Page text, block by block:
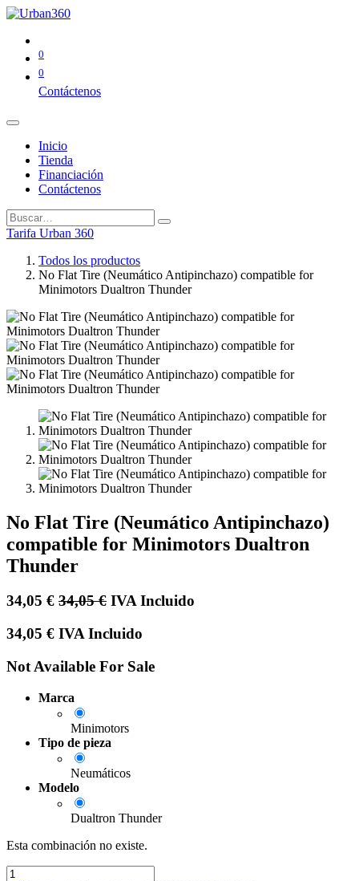
0
0
Contáctenos
Inicio
Tienda
Financiación
Contáctenos
Tarifa Urban 360
Todos los productos
No Flat Tire (Neumático Antipinchazo) compatible for
Minimotors Dualtron Thunder
No Flat Tire (Neumático Antipinchazo)
compatible for Minimotors Dualtron
Thunder
34,05 € 34,05€ IVA Incluido
34,05 € IVA Incluido
Not Available For Sale
Marca
Minimotors
Tipo de pieza
Neumáticos
Modelo
Dualtron Thunder
Esta combinación no existe.